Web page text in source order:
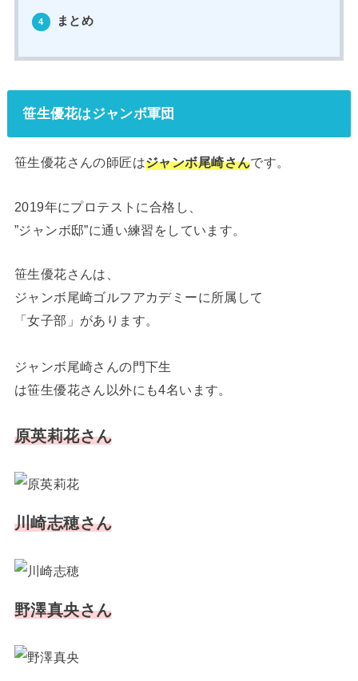
4 まとめ
笹生優花はジャンボ軍団
笹生優花さんの師匠はジャンボ尾崎さんです。
2019年にプロテストに合格し、
”ジャンボ邸”に通い練習をしています。
笹生優花さんは、
ジャンボ尾崎ゴルフアカデミーに所属して
「女子部」があります。
ジャンボ尾崎さんの門下生
は笹生優花さん以外にも4名います。
原英莉花さん
川崎志穂さん
野澤真央さん